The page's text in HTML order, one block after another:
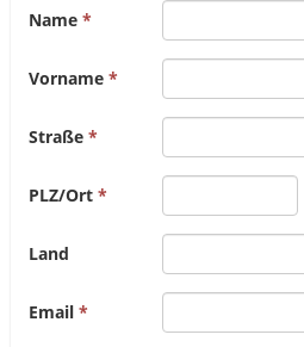
Name
Vorname
Straße
PLZ/Ort
Land
Email